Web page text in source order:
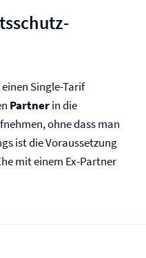
Single-Tarif
Partnerin die
ohne dass man
ist die Voraussetzung
mit einem Ex-Partner